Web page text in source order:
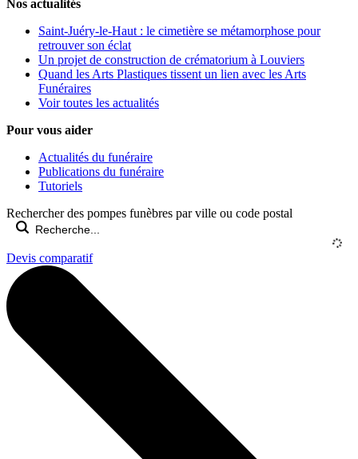
Nos actualités
Saint-Juéry-le-Haut : le cimetière se métamorphose pour
retrouver son éclat
Un projet de construction de crématorium à Louviers
Quand les Arts Plastiques tissent un lien avec les Arts
Funéraires
Voir toutes les actualités
Pour vous aider
Actualités du funéraire
Publications du funéraire
Tutoriels
Rechercher des pompes funèbres par ville ou code postal
Devis comparatif